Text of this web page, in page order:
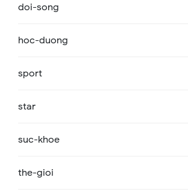
doi-song
hoc-duong
sport
star
suc-khoe
the-gioi